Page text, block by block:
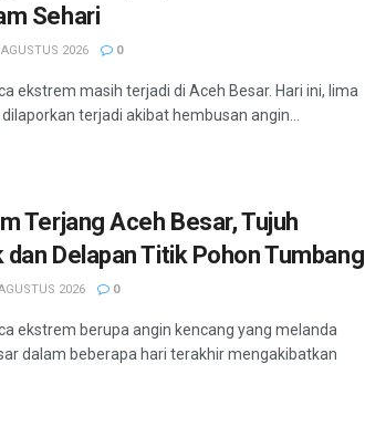
Sehari
2026 0
ekstrem masih terjadi di Aceh Besar. Hari ini, lima
terjadi akibat hembusan angin...
Terjang Aceh Besar, Tujuh
dan Delapan Titik Pohon Tumbang
2026 0
ekstrem berupa angin kencang yang melanda
dalam beberapa hari terakhir mengakibatkan